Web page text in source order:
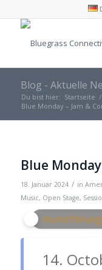
Blog - Aktuelle
Du bist hier: Startseite /
Blue Monday – Jam &
Blue
18. Januar 2024 / in
Music, Open Stage,
14.